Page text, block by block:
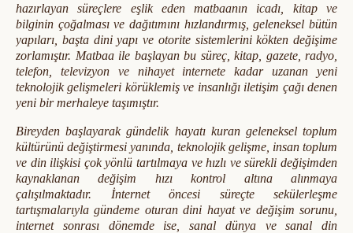
hazırlayan süreçlere eşlik eden matbaanın icadı, kitap ve
bilginin çoğalması ve dağıtımını hızlandırmış, geleneksel bütün
yapıları, başta dini yapı ve otorite sistemlerini kökten değişime
zorlamıştır. Matbaa ile başlayan bu süreç, kitap, gazete, radyo,
telefon, televizyon ve nihayet internete kadar uzanan yeni
teknolojik gelişmeleri körüklemiş ve insanlığı iletişim çağı denen
yeni bir merhaleye taşımıştır.
Bireyden başlayarak gündelik hayatı kuran geleneksel toplum
kültürünü değiştirmesi yanında, teknolojik gelişme, insan toplum
ve din ilişkisi çok yönlü tartılmaya ve hızlı ve sürekli değişimden
kaynaklanan değişim hızı kontrol altına alınmaya
çalışılmaktadır. İnternet öncesi süreçte sekülerleşme
tartışmalarıyla gündeme oturan dini hayat ve değişim sorunu,
internet sonrası dönemde ise, sanal dünya ve sanal din